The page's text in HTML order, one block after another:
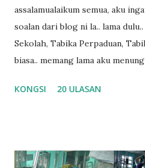
assalamualaikum semua, aku
soalan dari blog ni la.. lama
Sekolah, Tabika Perpaduan,
biasa.. memang lama aku
ko.. masa tu aku baru je ada
tanya sapa-sapa pun masa tu..
KONGSI 20 ULASAN